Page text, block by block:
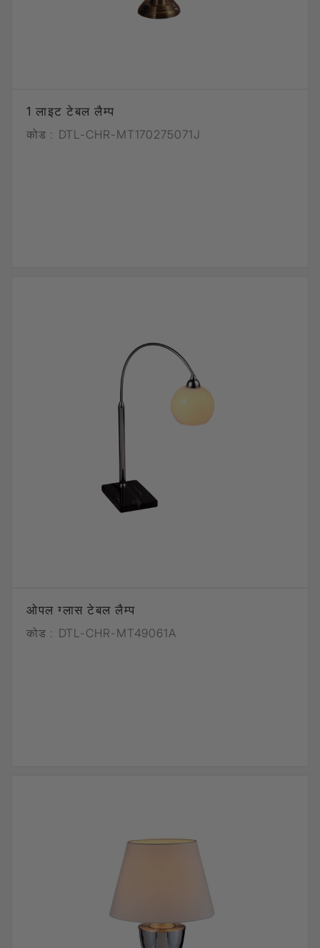
1 लाइट टेबल लैम्प
कोड : DTL-CHR-MT170275071J
ओपल ग्लास टेबल लैम्प
कोड : DTL-CHR-MT49061A